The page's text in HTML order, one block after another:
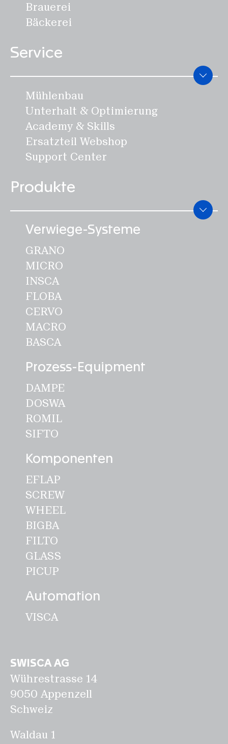
Brauerei
Bäckerei
Service
Mühlenbau
Unterhalt & Optimierung
Academy & Skills
Ersatzteil Webshop
Support Center
Produkte
Verwiege-Systeme
GRANO
MICRO
INSCA
FLOBA
CERVO
MACRO
BASCA
Prozess-Equipment
DAMPE
DOSWA
ROMIL
SIFTO
Komponenten
EFLAP
SCREW
WHEEL
BIGBA
FILTO
GLASS
PICUP
Automation
VISCA
SWISCA AG
Wührestrasse 14
9050 Appenzell
Schweiz
Waldau 1